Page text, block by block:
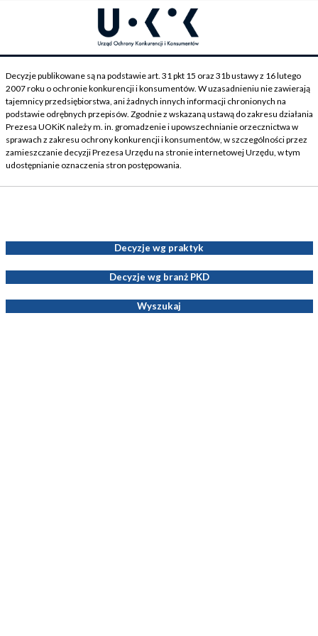
Decyzje publikowane są na podstawie art. 31 pkt 15 oraz 31b ustawy z 16 lutego
2007 roku o ochronie konkurencji i konsumentów. W uzasadnieniu nie zawierają
tajemnicy przedsiębiorstwa, ani żadnych innych informacji chronionych na
podstawie odrębnych przepisów. Zgodnie z wskazaną ustawą do zakresu działania
Prezesa UOKiK należy m. in. gromadzenie i upowszechnianie orzecznictwa w
sprawach z zakresu ochrony konkurencji i konsumentów, w szczególności przez
zamieszczanie decyzji Prezesa Urzędu na stronie internetowej Urzędu, w tym
udostępnianie oznaczenia stron postępowania.
Decyzje wg praktyk
Decyzje wg branż PKD
Wyszukaj